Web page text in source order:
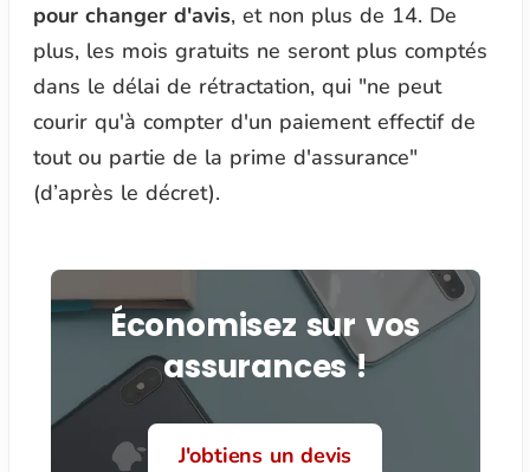
pour changer d'avis, et non plus de 14. De
plus, les mois gratuits ne seront plus comptés
dans le délai de rétractation, qui "ne peut
courir qu'à compter d'un paiement effectif de
tout ou partie de la prime d'assurance"
(d’après le décret).
Économisez sur vos
assurances !
J'obtiens un devis